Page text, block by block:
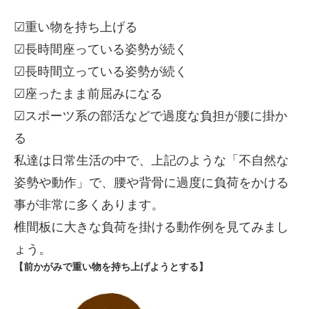
☑重い物を持ち上げる
☑長時間座っている姿勢が続く
☑長時間立っている姿勢が続く
☑座ったまま前屈みになる
☑スポーツ系の部活などで過度な負担が腰に掛か
る
私達は日常生活の中で、上記のような「不自然な
姿勢や動作」で、腰や背骨に過度に負荷をかける
事が非常に多くあります。
椎間板に大きな負荷を掛ける動作例を見てみまし
ょう。
【前かがみで重い物を持ち上げようとする】